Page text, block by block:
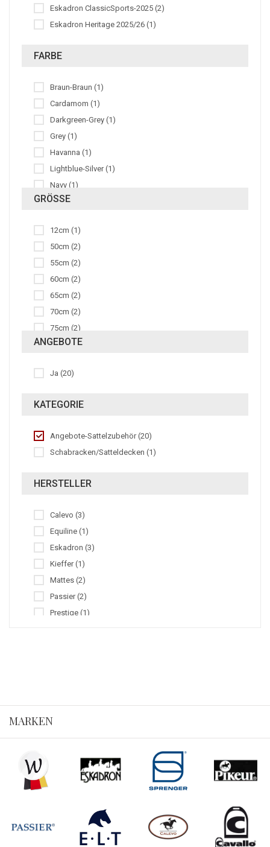
Eskadron ClassicSports-2025 (2)
Eskadron Heritage 2025/26 (1)
FARBE
Braun-Braun (1)
Cardamom (1)
Darkgreen-Grey (1)
Grey (1)
Havanna (1)
Lightblue-Silver (1)
Navy (1)
Navy-Grey (1)
Schwarz (7)
Schwarz-Natur (4)
Schwarz-Schwarz (1)
Weiss (2)
GRÖSSE
12cm (1)
50cm (2)
55cm (2)
60cm (2)
65cm (2)
70cm (2)
75cm (2)
80cm (5)
95cm (1)
120cm (1)
140cm (1)
ANGEBOTE
Ja (20)
KATEGORIE
Angebote-Sattelzubehör (20)
Schabracken/Satteldecken (1)
HERSTELLER
Calevo (3)
Equiline (1)
Eskadron (3)
Kieffer (1)
Mattes (2)
Passier (2)
Prestige (1)
MARKEN